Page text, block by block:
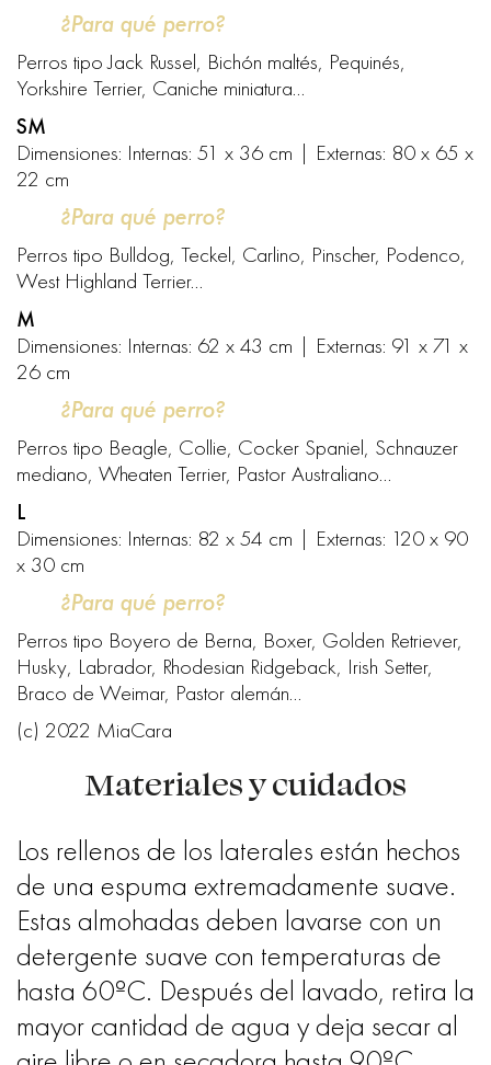
¿Para qué perro?
Perros tipo Jack Russel, Bichón maltés, Pequinés,
Yorkshire Terrier, Caniche miniatura…
SM
Dimensiones: Internas: 51 x 36 cm | Externas: 80 x 65 x
22 cm
¿Para qué perro?
Perros tipo Bulldog, Teckel, Carlino, Pinscher, Podenco,
West Highland Terrier…
M
Dimensiones: Internas: 62 x 43 cm | Externas: 91 x 71 x
26 cm
¿Para qué perro?
Perros tipo Beagle, Collie, Cocker Spaniel, Schnauzer
mediano, Wheaten Terrier, Pastor Australiano…
L
Dimensiones: Internas: 82 x 54 cm | Externas: 120 x 90
x 30 cm
¿Para qué perro?
Perros tipo Boyero de Berna, Boxer, Golden Retriever,
Husky, Labrador, Rhodesian Ridgeback, Irish Setter,
Braco de Weimar, Pastor alemán…
(c) 2022 MiaCara
Materiales y cuidados
Los rellenos de los laterales están hechos
de una espuma extremadamente suave.
Estas almohadas deben lavarse con un
detergente suave con temperaturas de
hasta 60ºC. Después del lavado, retira la
mayor cantidad de agua y deja secar al